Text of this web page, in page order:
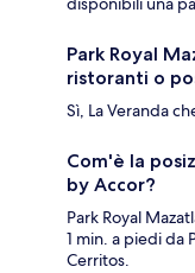
Park Royal
ristoranti o
Sì, La Veranda
Com'è la
by Accor?
Park Royal
1 min. a piedi da
Cerritos.